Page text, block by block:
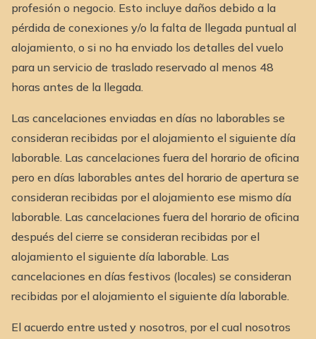
profesión o negocio. Esto incluye daños debido a la
pérdida de conexiones y/o la falta de llegada puntual al
alojamiento, o si no ha enviado los detalles del vuelo
para un servicio de traslado reservado al menos 48
horas antes de la llegada.
Las cancelaciones enviadas en días no laborables se
consideran recibidas por el alojamiento el siguiente día
laborable. Las cancelaciones fuera del horario de oficina
pero en días laborables antes del horario de apertura se
consideran recibidas por el alojamiento ese mismo día
laborable. Las cancelaciones fuera del horario de oficina
después del cierre se consideran recibidas por el
alojamiento el siguiente día laborable. Las
cancelaciones en días festivos (locales) se consideran
recibidas por el alojamiento el siguiente día laborable.
El acuerdo entre usted y nosotros, por el cual nosotros